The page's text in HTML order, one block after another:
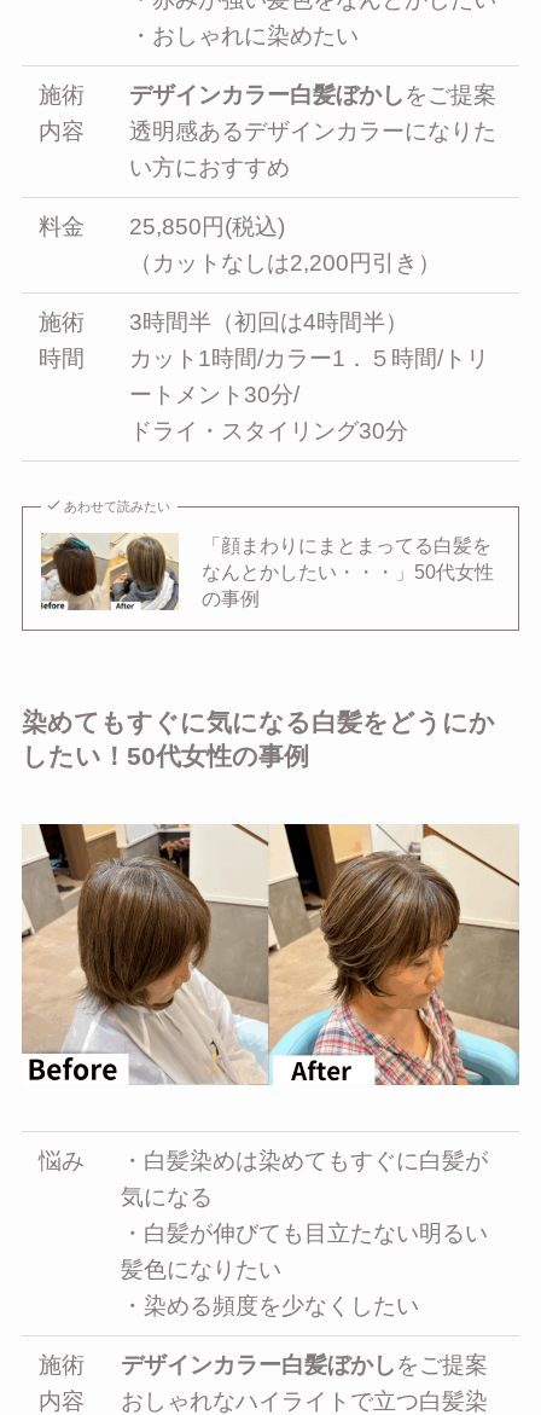
・おしゃれに染めたい
施術
内容
デザインカラー白髪ぼかしをご提案
透明感あるデザインカラーになりた
い方におすすめ
料金
25,850円(税込)
（カットなしは2,200円引き）
施術
時間
3時間半（初回は4時間半）
カット1時間/カラー1．５時間/トリ
ートメント30分/
ドライ・スタイリング30分
あわせて読みたい
「顔まわりにまとまってる白髪を
なんとかしたい・・・」50代女性
の事例
染めてもすぐに気になる白髪をどうにか
したい！50代女性の事例
悩み
・白髪染めは染めてもすぐに白髪が
気になる
・白髪が伸びても目立たない明るい
髪色になりたい
・染める頻度を少なくしたい
施術
内容
デザインカラー白髪ぼかしをご提案
おしゃれなハイライトで立つ白髪染